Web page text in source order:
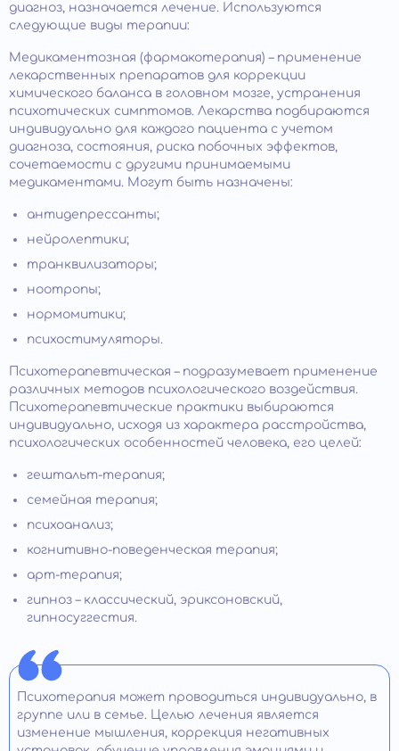
диагноз, назначается лечение. Используются
следующие виды терапии:
Медикаментозная (фармакотерапия) – применение
лекарственных препаратов для коррекции
химического баланса в головном мозге, устранения
психотических симптомов. Лекарства подбираются
индивидуально для каждого пациента с учетом
диагноза, состояния, риска побочных эффектов,
сочетаемости с другими принимаемыми
медикаментами. Могут быть назначены:
антидепрессанты;
нейролептики;
транквилизаторы;
ноотропы;
нормомитики;
психостимуляторы.
Психотерапевтическая – подразумевает применение
различных методов психологического воздействия.
Психотерапевтические практики выбираются
индивидуально, исходя из характера расстройства,
психологических особенностей человека, его целей:
гештальт-терапия;
семейная терапия;
психоанализ;
когнитивно-поведенческая терапия;
арт-терапия;
гипноз – классический, эриксоновский,
гипносуггестия.
Психотерапия может проводиться индивидуально, в
группе или в семье. Целью лечения является
изменение мышления, коррекция негативных